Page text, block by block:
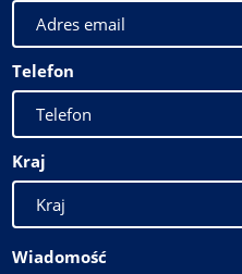
Telefon
Kraj
Wiadomość